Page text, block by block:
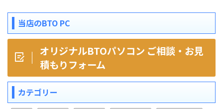
当店のBTO PC
オリジナルBTOパソコン ご相談・お見
積もりフォーム
カテゴリー